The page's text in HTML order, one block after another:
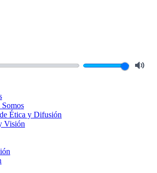
Somos
Ética y Difusión
Visión